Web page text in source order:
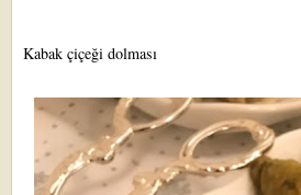
Kabak çiçeği dolması